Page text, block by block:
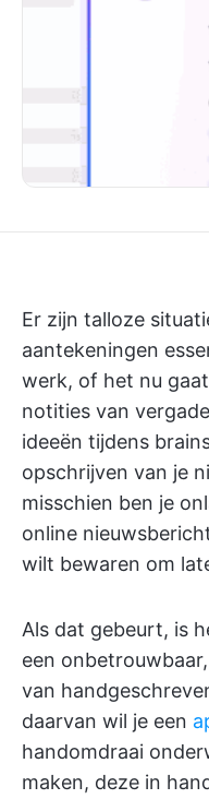
Er zijn talloze
aantekeningen
werk, of het nu
notities van
ideeën tijdens
opschrijven van je
misschien ben je
online
wilt bewaren om
Als dat gebeurt, is
een
van
daarvan wil je een
handomdraai
maken, deze in